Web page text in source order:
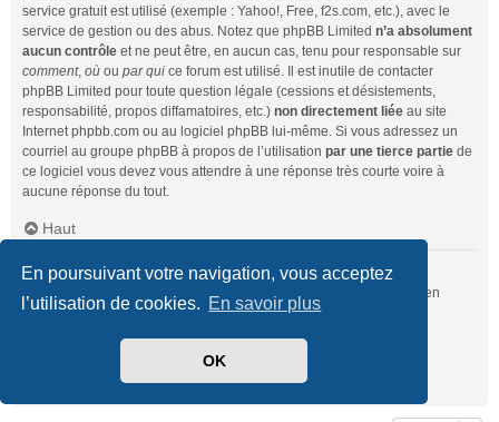
En poursuivant votre navigation, vous acceptez
l’utilisation de cookies. En savoir plus
OK
service gratuit est utilisé (exemple : Yahoo!, Free, f2s.com, etc.), avec le
service de gestion ou des abus. Notez que phpBB Limited n’a absolument
aucun contrôle et ne peut être, en aucun cas, tenu pour responsable sur
comment, où ou par qui ce forum est utilisé. Il est inutile de contacter
phpBB Limited pour toute question légale (cessions et désistements,
responsabilité, propos diffamatoires, etc.) non directement liée au site
Internet phpbb.com ou au logiciel phpBB lui-même. Si vous adressez un
courriel au groupe phpBB à propos de l’utilisation par une tierce partie de
ce logiciel vous devez vous attendre à une réponse très courte voire à
aucune réponse du tout.
Haut
Comment puis-je contacter un administrateur du forum ?
Pour l’ensemble des utilisateurs du forum, vous pouvez utiliser le lien
« Nous contacter », si ce dernier a été activé par un administrateur.